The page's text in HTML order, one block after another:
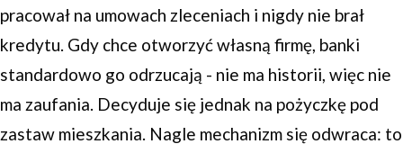
pracował na umowach zleceniach i nigdy nie brał
kredytu. Gdy chce otworzyć własną firmę, banki
standardowo go odrzucają - nie ma historii, więc nie
ma zaufania. Decyduje się jednak na pożyczkę pod
zastaw mieszkania. Nagle mechanizm się odwraca: to